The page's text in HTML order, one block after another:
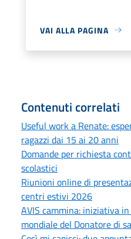
VAI ALLA PAGINA
Contenuti correlati
Useful work a Renate:
ragazzi dai 15 ai 20 anni
Domande per richiesta
scolastici
Riunioni online di
centri estivi 2026
AVIS cammina: iniziativa
mondiale del Donatore di